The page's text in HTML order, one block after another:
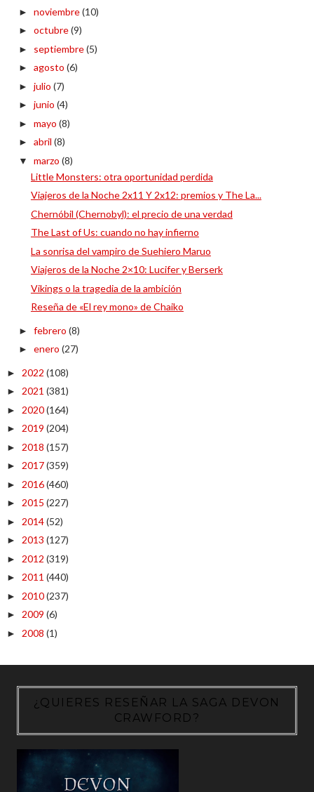
► noviembre(10)
► octubre(9)
► septiembre(5)
► agosto (6)
► julio (7)
► junio (4)
► mayo (8)
► abril (8)
▼ marzo (8)
Little Monsters: otra oportunidad perdida
Viajeros de la Noche 2x11 Y 2x12: premios y The La...
Chernóbil (Chernobyl): el precio de una verdad
The Last of Us: cuando no hay infierno
La sonrisa del vampiro de Suehiero Maruo
Viajeros de la Noche 2×10: Lucifer y Berserk
Vikings o la tragedia de la ambición
Reseña de «El rey mono» de Chaiko
► febrero (8)
► enero (27)
► 2022 (108)
► 2021 (381)
► 2020(164)
► 2019 (204)
► 2018 (157)
► 2017(359)
► 2016(460)
► 2015 (227)
► 2014(52)
► 2013 (127)
► 2012 (319)
► 2011 (440)
► 2010(237)
► 2009 (6)
► 2008 (1)
¿QUIERES RESEÑAR LA SAGA DEVON
CRAWFORD?